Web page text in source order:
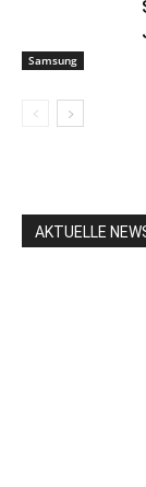
Samsung
AKTUELLE